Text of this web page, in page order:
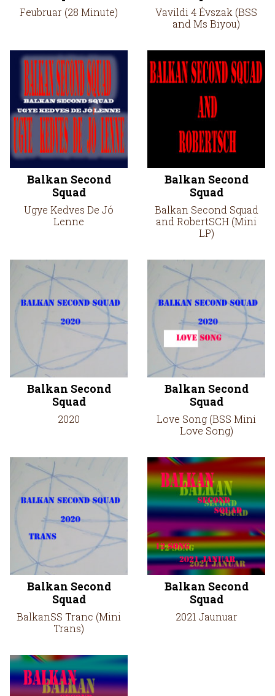
Feubruar (28 Minute)
Vavildi 4 Évszak (BSS
and Ms Biyou)
Balkan Second
Squad
Ugye Kedves De Jó
Lenne
Balkan Second
Squad
Balkan Second Squad
and RobertSCH (Mini
LP)
Balkan Second
Squad
2020
Balkan Second
Squad
Love Song (BSS Mini
Love Song)
Balkan Second
Squad
BalkanSS Tranc (Mini
Trans)
Balkan Second
Squad
2021 Jaunuar